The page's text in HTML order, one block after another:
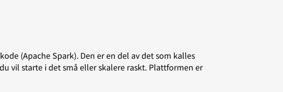
(Apache Spark). Den er en del av det som kalles
vil starte i det små eller skalere raskt. Plattformen er